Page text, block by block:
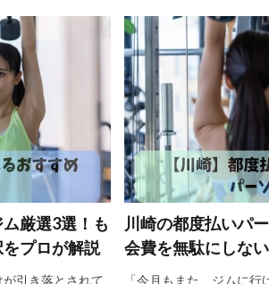
厳選3選！も
プロが解説
引き落とされて
川崎の都度払いパ
会費を無駄にしな
「今月もまた、ジムに